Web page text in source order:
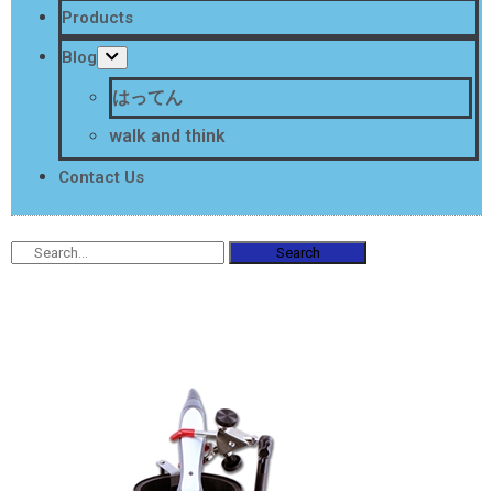
Products
Blog
はってん
walk and think
Contact Us
Search